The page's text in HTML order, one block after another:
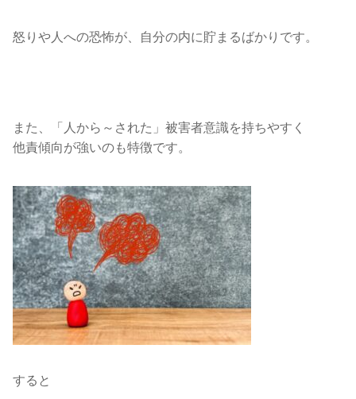
怒りや人への恐怖が、自分の内に貯まるばかりです。
また、「人から～された」被害者意識を持ちやすく
他責傾向が強いのも特徴です。
すると